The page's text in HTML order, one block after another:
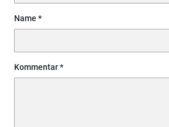
Name
Kommentar